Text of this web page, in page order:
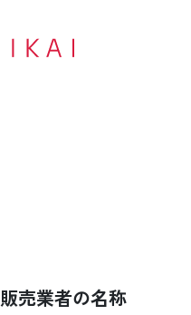
販売業者の名称